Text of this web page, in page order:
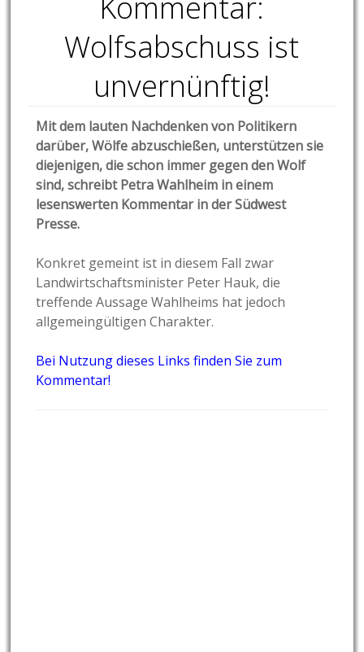
Kommentar:
Wolfsabschuss ist
unvernünftig!
Mit dem lauten Nachdenken von Politikern
darüber, Wölfe abzuschießen, unterstützen sie
diejenigen, die schon immer gegen den Wolf
sind, schreibt Petra Wahlheim in einem
lesenswerten Kommentar in der Südwest
Presse.
Konkret gemeint ist in diesem Fall zwar
Landwirtschaftsminister Peter Hauk, die
treffende Aussage Wahlheims hat jedoch
allgemeingültigen Charakter.
Bei Nutzung dieses Links finden Sie zum
Kommentar!